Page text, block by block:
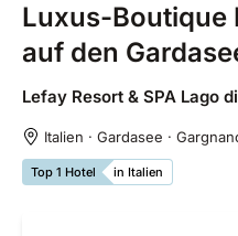
Luxus-Boutique
auf den
Lefay Resort & SPA Lago di
Italien · Gardasee ·
Top 1 Hotel in Italien